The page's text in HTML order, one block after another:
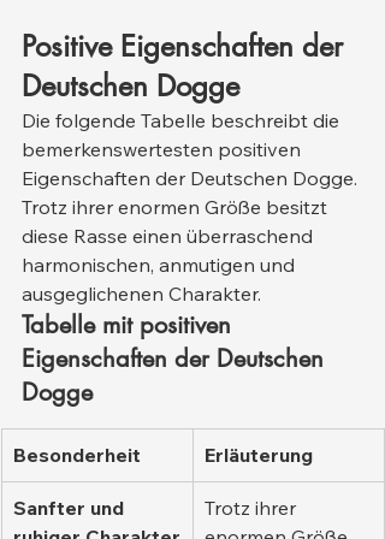
Positive Eigenschaften der
Deutschen Dogge
Die folgende Tabelle beschreibt die
bemerkenswertesten positiven
Eigenschaften der Deutschen Dogge.
Trotz ihrer enormen Größe besitzt
diese Rasse einen überraschend
harmonischen, anmutigen und
ausgeglichenen Charakter.
Tabelle mit positiven
Eigenschaften der Deutschen
Dogge
Besonderheit Erläuterung
Sanfter und
Trotz ihrer